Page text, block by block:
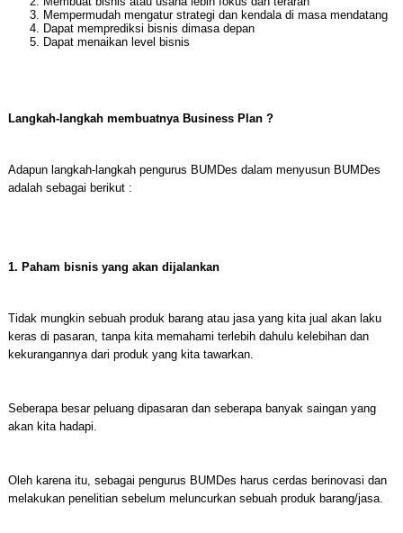
Mempermudah mengatur strategi dan kendala di masa mendatang
Dapat memprediksi bisnis dimasa depan
Dapat menaikan level bisnis
Langkah-langkah membuatnya Business Plan ?
Adapun langkah-langkah pengurus BUMDes dalam menyusun BUMDes
adalah sebagai berikut :
1. Paham bisnis yang akan dijalankan
Tidak mungkin sebuah produk barang atau jasa yang kita jual akan laku
keras di pasaran, tanpa kita memahami terlebih dahulu kelebihan dan
kekurangannya dari produk yang kita tawarkan.
Seberapa besar peluang dipasaran dan seberapa banyak saingan yang
akan kita hadapi.
Oleh karena itu, sebagai pengurus BUMDes harus cerdas berinovasi dan
melakukan penelitian sebelum meluncurkan sebuah produk barang/jasa.